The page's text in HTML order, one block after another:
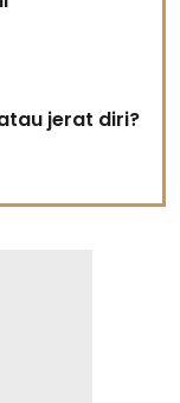
jerat diri?